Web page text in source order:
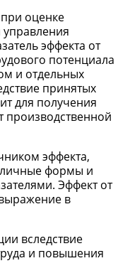
оценке
эффекта от
потенциала
и отдельных
принятых
для получения
производственной
эффекта,
формы и
Эффект от
в
вследствие
и повышения